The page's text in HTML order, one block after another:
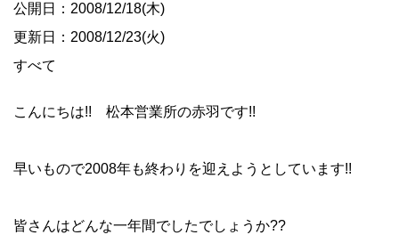
公開日：2008/12/18(木)
更新日：2008/12/23(火)
すべて
こんにちは!! 松本営業所の赤羽です!!
早いもので2008年も終わりを迎えようとしています!!
皆さんはどんな一年間でしたでしょうか??